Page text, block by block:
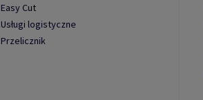
Easy Cut
Usługi logistyczne
Przelicznik